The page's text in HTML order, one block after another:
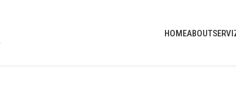
HOMEABOUT